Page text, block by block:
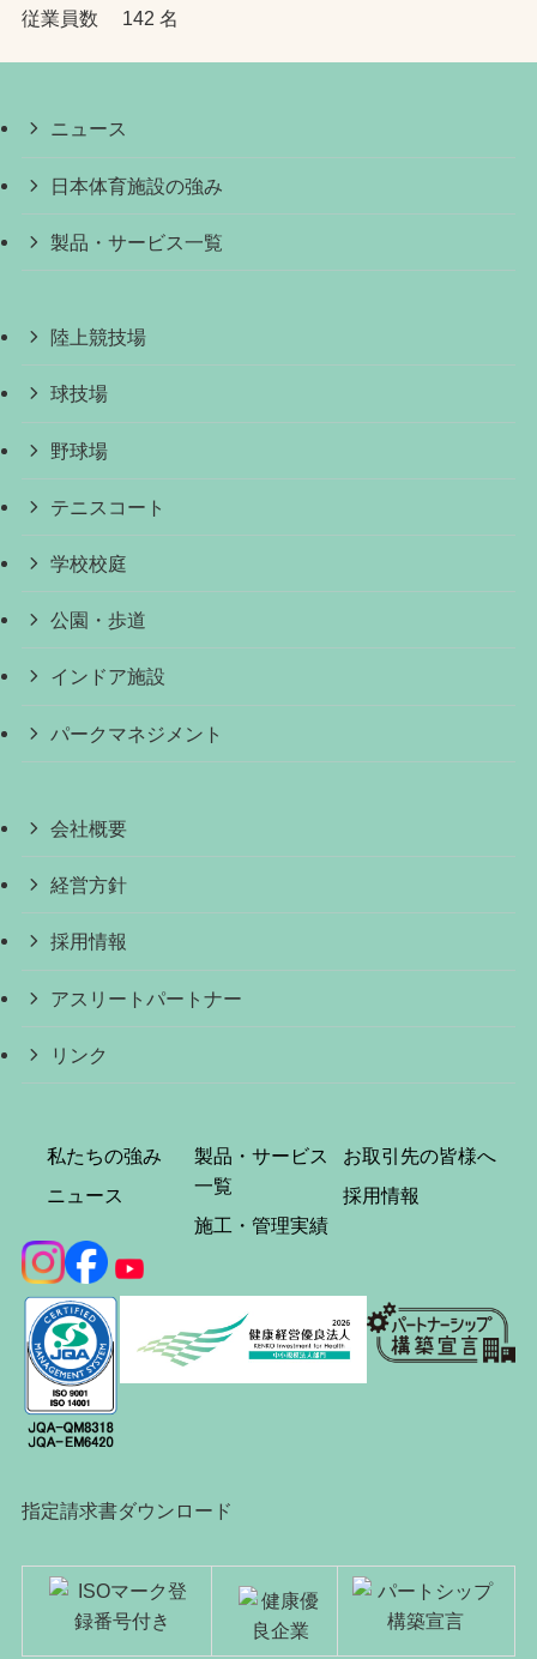
従業員数 142 名
ニュース
日本体育施設の強み
製品・サービス一覧
陸上競技場
球技場
野球場
テニスコート
学校校庭
公園・歩道
インドア施設
パークマネジメント
会社概要
経営方針
採用情報
アスリートパートナー
リンク
私たちの強み
ニュース
製品・サービス
一覧
施工・管理実績
お取引先の皆様へ
採用情報
指定請求書ダウンロード